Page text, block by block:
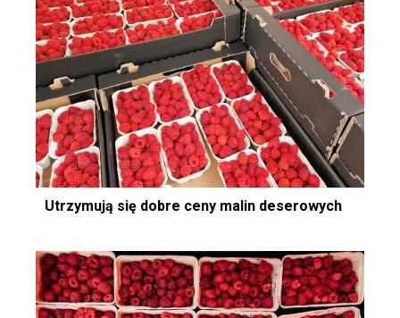
Utrzymują się dobre ceny malin deserowych